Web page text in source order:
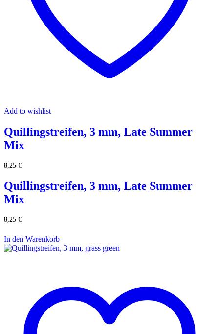
Add to wishlist
Quillingstreifen, 3 mm, Late Summer
Mix
8,25 €
Quillingstreifen, 3 mm, Late Summer
Mix
8,25 €
In den Warenkorb